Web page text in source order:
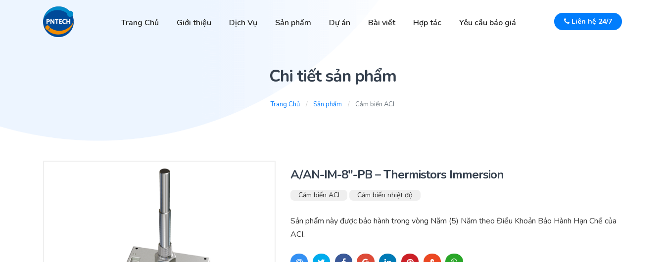
Trang Chủ Giới thiệu Dịch Vụ Sản phẩm Dự án Bài viết Hợp tác Yêu cầu báo giá Liên hệ 24/7
Chi tiết sản phẩm
Trang Chủ Sản phẩm Cảm biến ACI
A/AN-IM-8″-PB – Thermistors Immersion
Cảm biến ACI Cảm biến nhiệt độ
Sản phẩm này được bảo hành trong vòng Năm (5) Năm theo Điều Khoản Bảo Hành Hạn Chế của
ACI.